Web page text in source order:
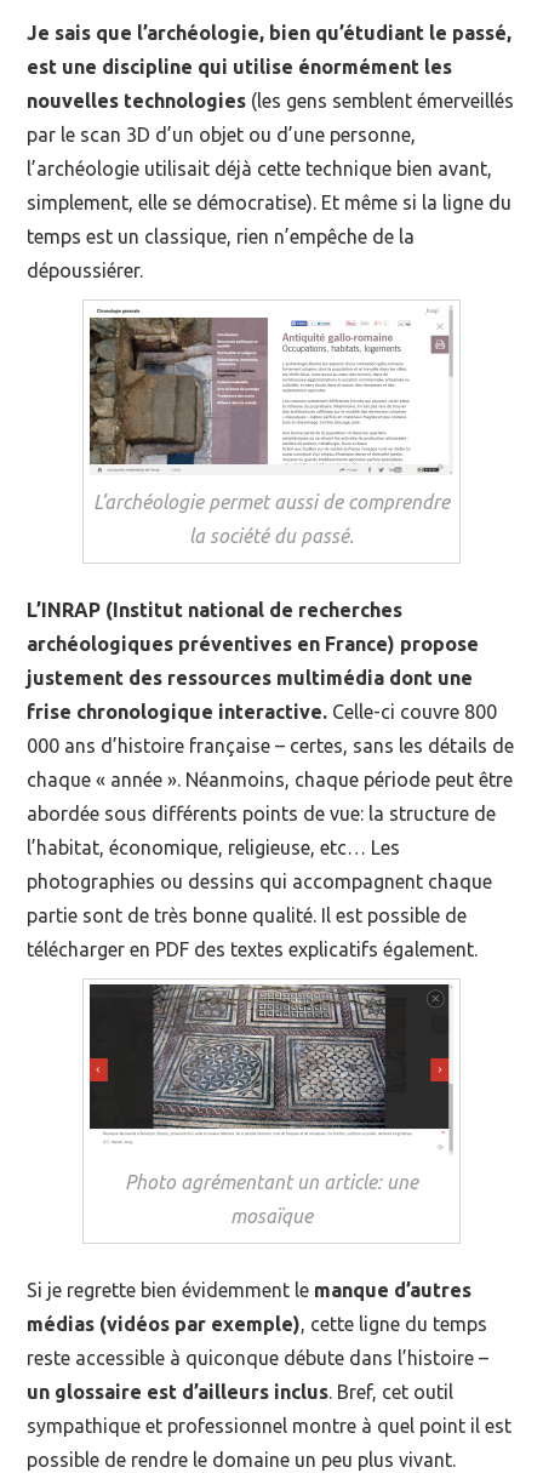
Je sais que l’archéologie, bien qu’étudiant le passé,
est une discipline qui utilise énormément les
nouvelles technologies (les gens semblent émerveillés
par le scan 3D d’un objet ou d’une personne,
l’archéologie utilisait déjà cette technique bien avant,
simplement, elle se démocratise). Et même si la ligne du
temps est un classique, rien n’empêche de la
dépoussiérer.
L’archéologie permet aussi de comprendre
la société du passé.
L’INRAP (Institut national de recherches
archéologiques préventives en France) propose
justement des ressources multimédia dont une
frise chronologique interactive. Celle-ci couvre 800
000 ans d’histoire française – certes, sans les détails de
chaque « année ». Néanmoins, chaque période peut être
abordée sous différents points de vue: la structure de
l’habitat, économique, religieuse, etc… Les
photographies ou dessins qui accompagnent chaque
partie sont de très bonne qualité. Il est possible de
télécharger en PDF des textes explicatifs également.
Photo agrémentant un article: une
mosaïque
Si je regrette bien évidemment le manque d’autres
médias (vidéos par exemple), cette ligne du temps
reste accessible à quiconque débute dans l’histoire –
un glossaire est d’ailleurs inclus. Bref, cet outil
sympathique et professionnel montre à quel point il est
possible de rendre le domaine un peu plus vivant.